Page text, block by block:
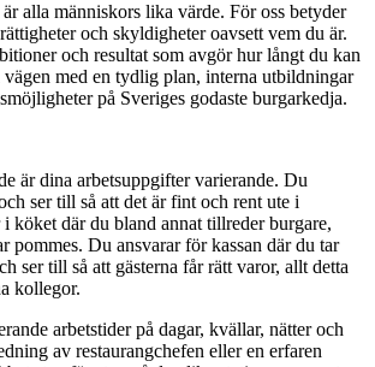
alla människors lika värde. För oss betyder
och skyldigheter oavsett vem du är.
och resultat som avgör hur långt du kan
med en tydlig plan, interna utbildningar
på Sveriges godaste burgarkedja.
är dina arbetsuppgifter varierande. Du
ser till så att det är fint och rent ute i
i köket där du bland annat tillreder burgare,
pommes. Du ansvarar för kassan där du tar
ser till så att gästerna får rätt varor, allt detta
kollegor.
arbetstider på dagar, kvällar, nätter och
av restaurangchefen eller en erfaren